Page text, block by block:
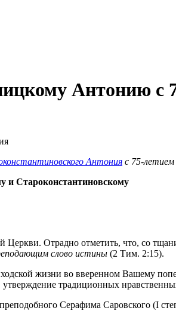
Антонию с
Антония с 75-
и Староконстантиновскому
Отрадно отметить, что, со
слово истины (2 Тим. 2:15).
жизни во вверенном Вашему
традиционных
Серафима Саровского (I